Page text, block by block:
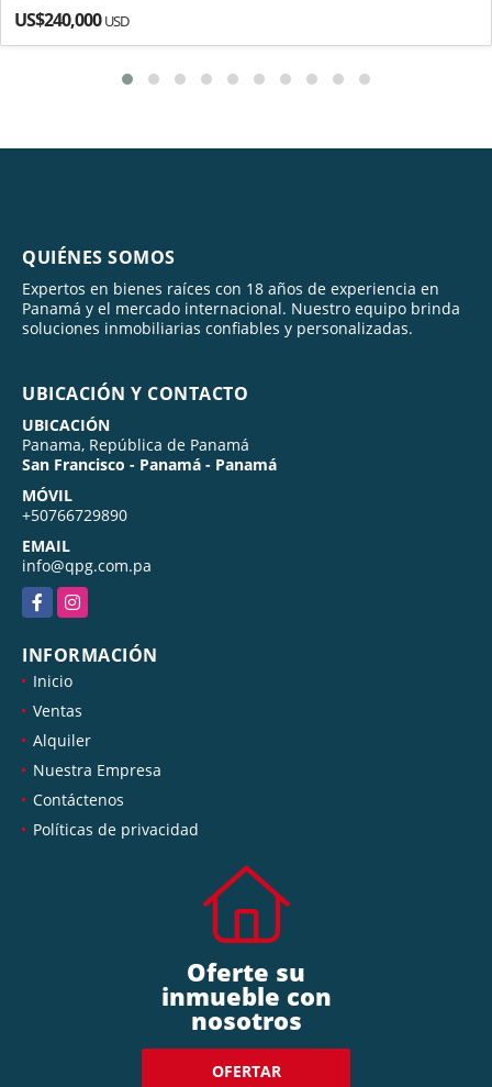
US$240,000USD
QUIÉNES SOMOS
Expertos en bienes raíces con 18 años de experiencia en
Panamá y el mercado internacional. Nuestro equipo brinda
soluciones inmobiliarias confiables y personalizadas.
UBICACIÓN Y CONTACTO
UBICACIÓN
Panama, República de Panamá
San Francisco - Panamá - Panamá
MÓVIL
+50766729890
EMAIL
info@qpg.com.pa
FacebookInstagram
INFORMACIÓN
Inicio
Ventas
Alquiler
Nuestra Empresa
Contáctenos
Políticas de privacidad
Oferte su
inmueble con
nosotros
OFERTAR